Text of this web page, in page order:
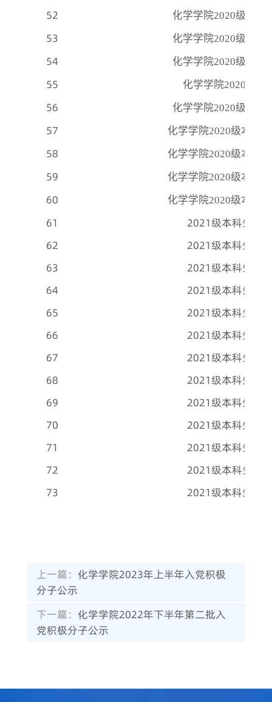
52 化学学院2020级本科
53 化学学院2020级本科
54 化学学院2020级本科
55 化学学院2020级党
56 化学学院2020级本科
57 化学学院2020级本科
58 化学学院2020级本科
59 化学学院2020级本科
60 化学学院2020级本科
61
2021级本科生党
62
2021级本科生党
63
2021级本科生党
64
2021级本科生党
65
2021级本科生党
66
2021级本科生党
67
2021级本科生党
68
2021级本科生党
69
2021级本科生党
70
2021级本科生党
71
2021级本科生党
72
2021级本科生党
73
2021级本科生党
上一篇：化学学院2023年上半年入党积极
分子公示
下一篇：化学学院2022年下半年第二批入
党积极分子公示